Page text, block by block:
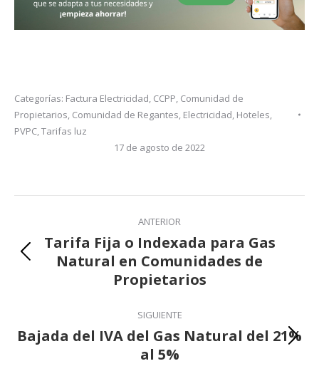
Categorías: Factura Electricidad, CCPP, Comunidad de
Propietarios, Comunidad de Regantes, Electricidad, Hoteles,
PVPC,Tarifas luz
17 de agosto de 2022
Navegación
publicaciones
ANTERIOR
Publicación
anterior:
Tarifa Fija o Indexada para Gas
Natural en Comunidades de
Propietarios
SIGUIENTE
Publicación
siguiente:
Bajada del IVA del Gas Natural del 21%
al 5%